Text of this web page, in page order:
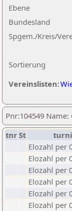
Ebene
Sortierung
Bundesland
Spgem./Kreis/
Vereinslisten:
Pnr:104549
tnrSt
Elozahl per
Elozahl per
Elozahl per
Elozahl per
Elozahl per
Elozahl per